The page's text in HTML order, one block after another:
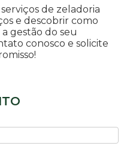
de zeladoria
e descobrir como
gestão do seu
conosco e solicite